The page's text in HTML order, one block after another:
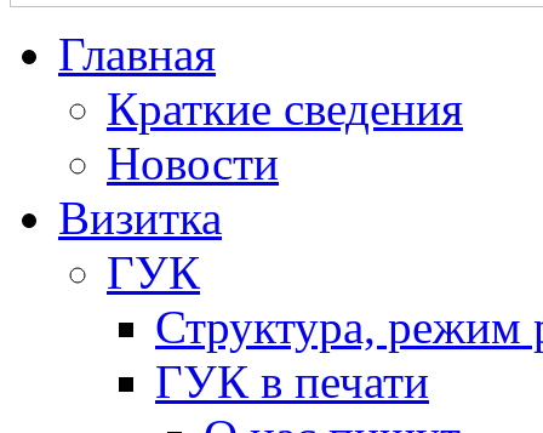
Главная
Краткие сведения
Новости
Визитка
ГУК
Структура, режим
ГУК в печати